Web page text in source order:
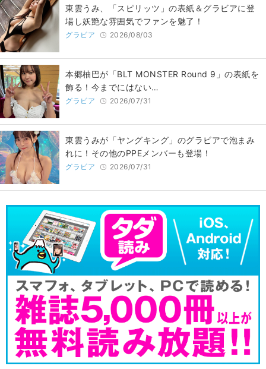
東雲うみ、「スピリッツ」の表紙＆グラビアに登
場し妖艶な雰囲気でファンを魅了！
グラビア 2026/08/03
本郷柚巴が「BLT MONSTER Round 9」の表紙を
飾る！今までにはない…
グラビア 2026/07/31
東雲うみが「ヤングキング」のグラビアで泡まみ
れに！その他のPPEメンバーも登場！
グラビア 2026/07/31